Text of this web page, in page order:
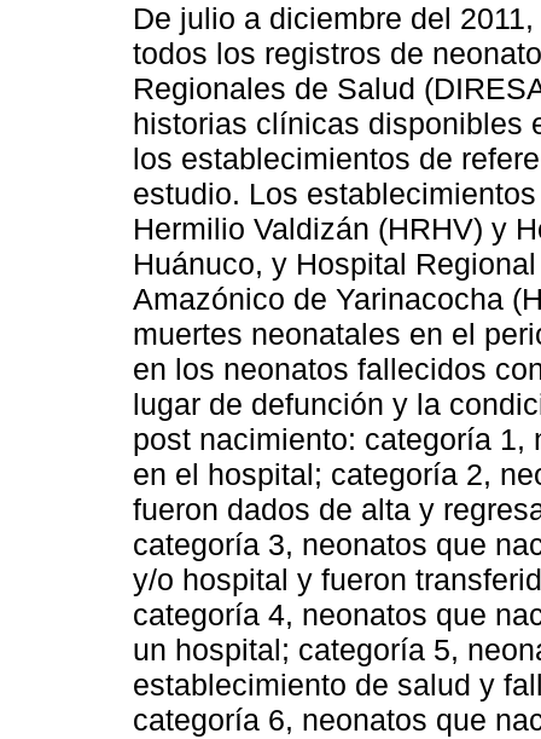
De julio a diciembre del
todos los registros de
Regionales de Salud
historias clínicas disponibles
los establecimientos de
estudio. Los
Hermilio Valdizán (HRHV) y
Huánuco, y Hospital
Amazónico de Yarinacocha
muertes neonatales en el
en los neonatos fallecidos
lugar de defunción y la
post nacimiento: categoría 1,
en el hospital; categoría 2,
fueron dados de alta y
categoría 3, neonatos que
y/o hospital y fueron
categoría 4, neonatos que
un hospital; categoría 5,
establecimiento de salud y
categoría 6, neonatos que